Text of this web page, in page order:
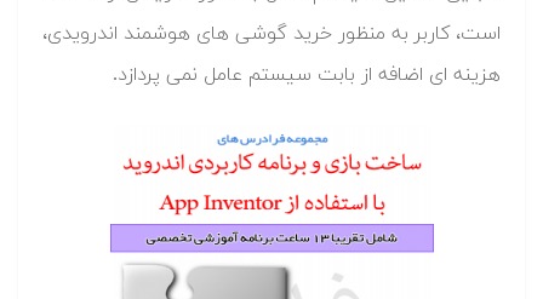
است، کاربر به منظور خرید گوشی های هوشمند اندرویدی،
هزینه ای اضافه از بابت سیستم عامل نمی پردازد.